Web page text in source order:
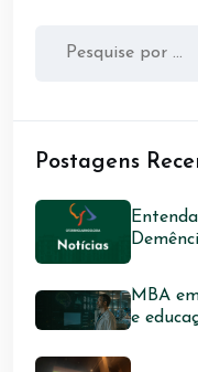
Postagens
MBA
e